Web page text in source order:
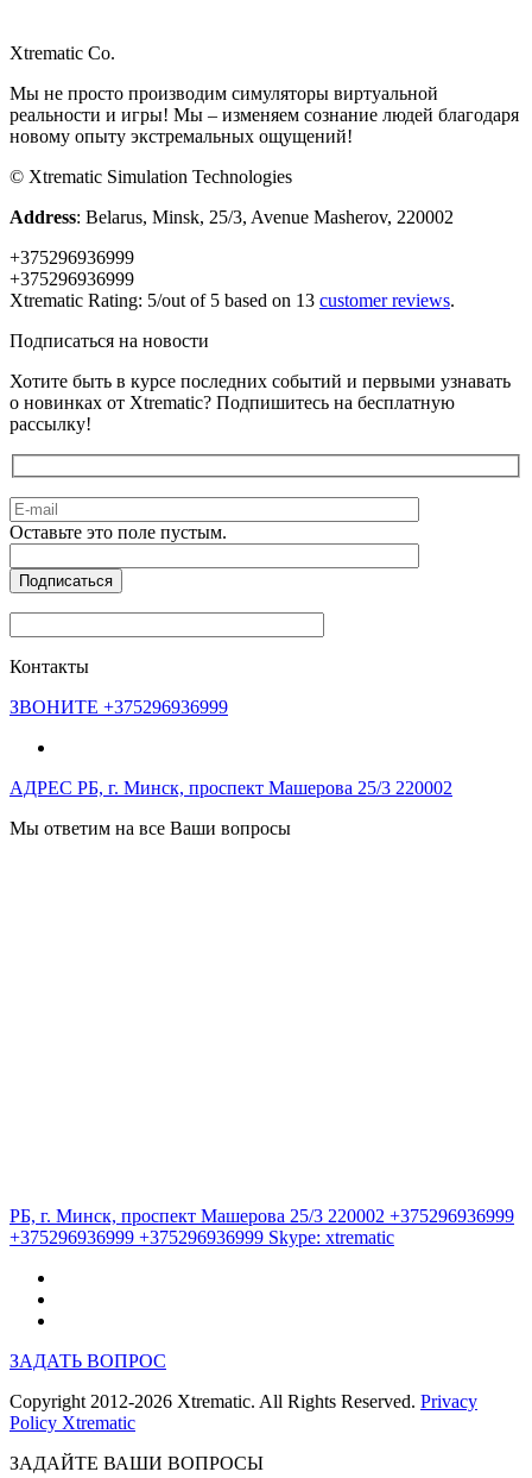
Xtrematic Co.
Мы не просто производим симуляторы виртуальной
реальности и игры! Мы – изменяем сознание людей благодаря
новому опыту экстремальных ощущений!
© Xtrematic Simulation Technologies
Address: Belarus, Minsk, 25/3, Avenue Masherov, 220002
+375296936999
+375296936999
Xtrematic Rating: 5/out of 5 based on 13 customer reviews.
Подписаться на новости
Хотите быть в курсе последних событий и первыми узнавать
о новинках от Xtrematic? Подпишитесь на бесплатную
рассылку!
Оставьте это поле пустым.
Контакты
ЗВОНИТЕ +375296936999
АДРЕС РБ, г. Минск, проспект Машерова 25/3 220002
Мы ответим на все Ваши вопросы
РБ, г. Минск, проспект Машерова 25/3 220002 +375296936999
+375296936999 +375296936999 Skype: xtrematic
ЗАДАТЬ ВОПРОС
Copyright 2012-2026 Xtrematic. All Rights Reserved. Privacy
Policy Xtrematic
ЗАДАЙТЕ ВАШИ ВОПРОСЫ